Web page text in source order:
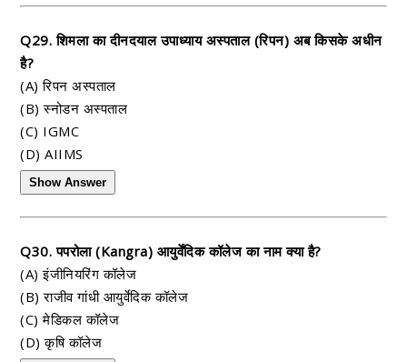
Q29. शिमला का दीनदयाल उपाध्याय अस्पताल (रिपन) अब किसके अधीन
है?
(A) रिपन अस्पताल
(B) स्नोडन अस्पताल
(C) IGMC
(D) AIIMS
Show Answer
Q30. पपरोला (Kangra) आयुर्वेंदिक कॉलेज का नाम क्या है?
(A) इंजीनियरिंग कॉलेज
(B) राजीव गांधी आयुर्वेदिक कॉलेज
(C) मेडिकल कॉलेज
(D) कृषि कॉलेज